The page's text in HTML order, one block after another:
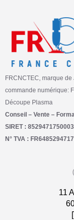
FRCNCTEC, marque
commande numérique:
Découpe Plasma
Conseil – Vente –
SIRET :
N° TVA :
11